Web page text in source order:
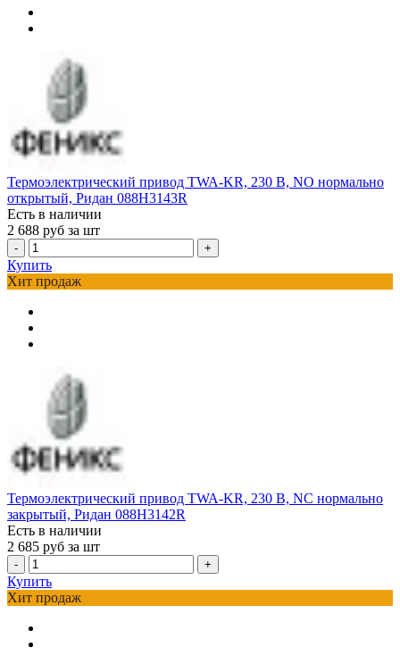
Термоэлектрический привод TWA-KR, 230 В, NO нормально
открытый, Ридан 088H3143R
Есть в наличии
2 688 руб за шт
- +
Купить
Хит продаж
Термоэлектрический привод TWA-KR, 230 В, NC нормально
закрытый, Ридан 088H3142R
Есть в наличии
2 685 руб за шт
- +
Купить
Хит продаж